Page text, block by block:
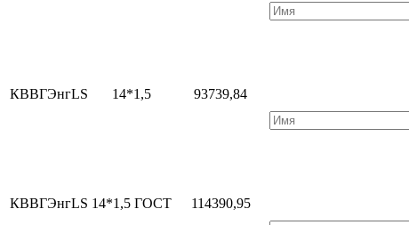
КВВГЭнгLS 14*1,5 93739,84
КВВГЭнгLS 14*1,5 ГОСТ 114390,95